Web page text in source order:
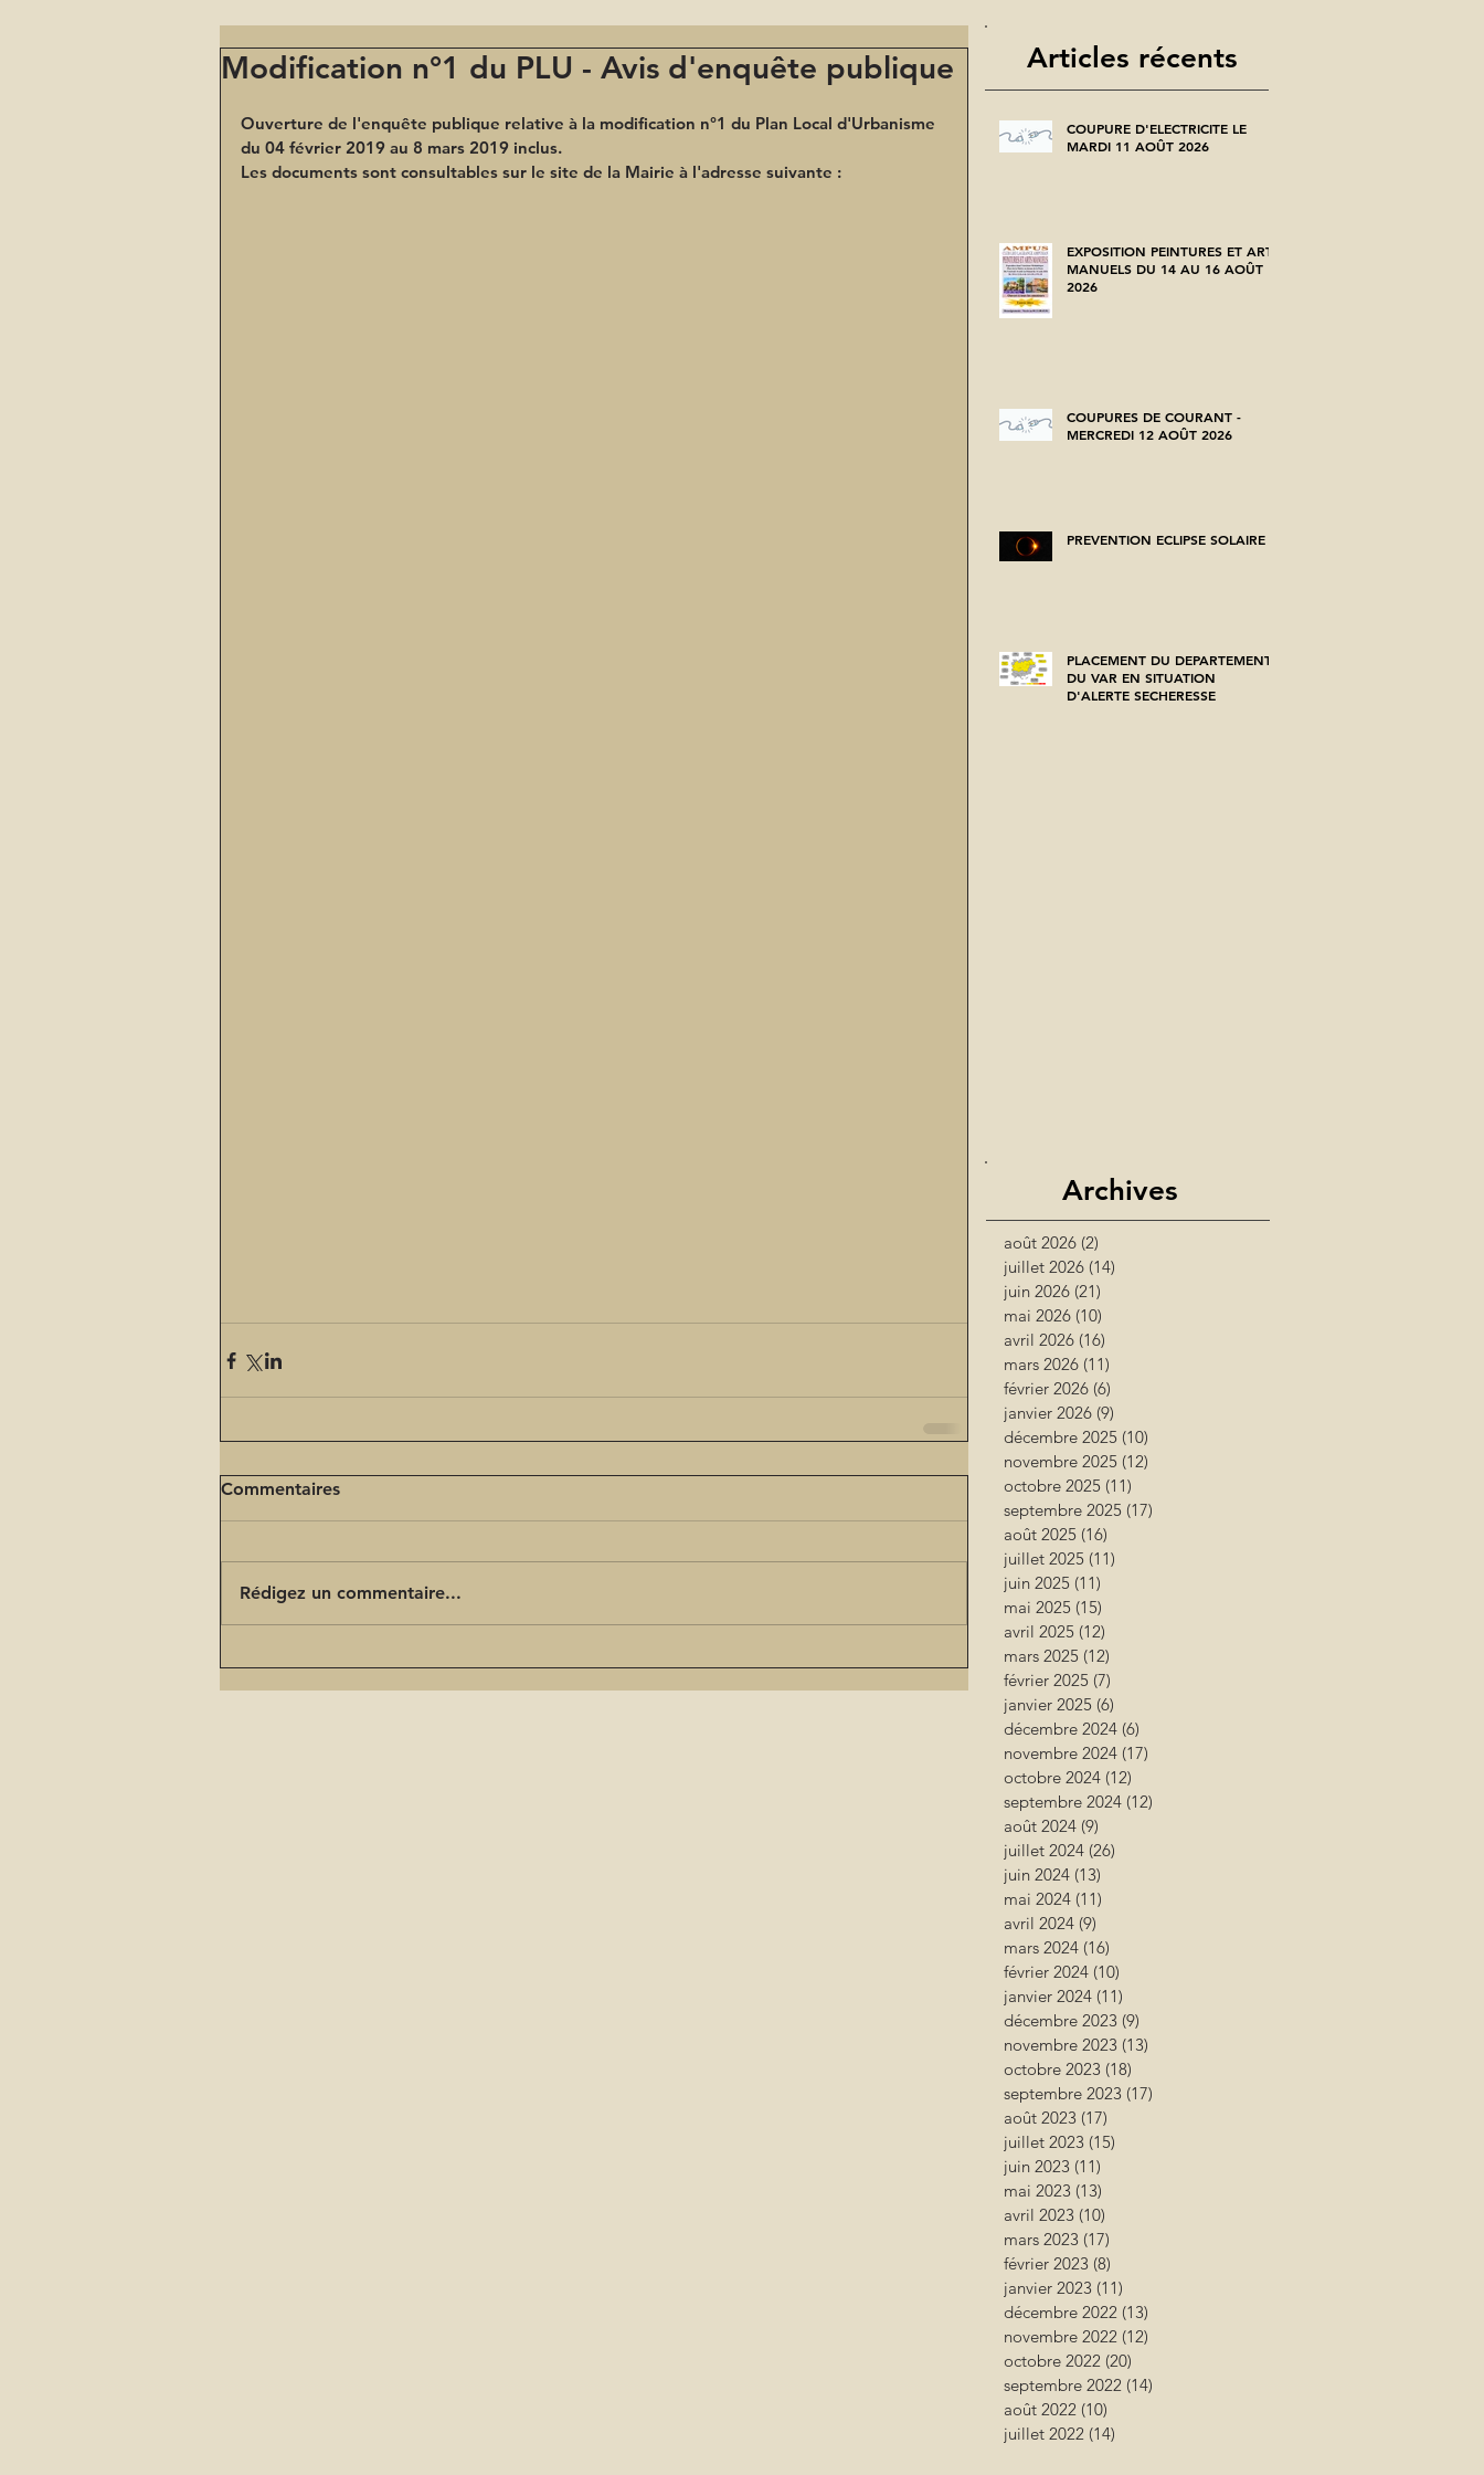
Modification n°1 du PLU - Avis d'enquête publique
Ouverture de l'enquête publique relative à la modification n°1 du Plan Local d'Urbanisme
du 04 février 2019 au 8 mars 2019 inclus.
Les documents sont consultables sur le site de la Mairie à l'adresse suivante :
Commentaires
Rédigez un commentaire...
Articles récents
COUPURE D'ELECTRICITE LE
MARDI 11 AOÛT 2026
EXPOSITION PEINTURES ET ARTS
MANUELS DU 14 AU 16 AOÛT
2026
COUPURES DE COURANT -
MERCREDI 12 AOÛT 2026
PREVENTION ECLIPSE SOLAIRE
PLACEMENT DU DEPARTEMENT
DU VAR EN SITUATION
D'ALERTE SECHERESSE
Archives
août 2026 (2)
juillet 2026 (14)
juin 2026 (21)
mai 2026 (10)
avril 2026 (16)
mars 2026 (11)
février 2026 (6)
janvier 2026 (9)
décembre 2025 (10)
novembre 2025 (12)
octobre 2025 (11)
septembre 2025 (17)
août 2025 (16)
juillet 2025 (11)
juin 2025 (11)
mai 2025 (15)
avril 2025 (12)
mars 2025 (12)
février 2025 (7)
janvier 2025 (6)
décembre 2024 (6)
novembre 2024 (17)
octobre 2024 (12)
septembre 2024 (12)
août 2024 (9)
juillet 2024 (26)
juin 2024 (13)
mai 2024 (11)
avril 2024 (9)
mars 2024 (16)
février 2024 (10)
janvier 2024 (11)
décembre 2023 (9)
novembre 2023 (13)
octobre 2023 (18)
septembre 2023 (17)
août 2023 (17)
juillet 2023 (15)
juin 2023 (11)
mai 2023 (13)
avril 2023 (10)
mars 2023 (17)
février 2023 (8)
janvier 2023 (11)
décembre 2022 (13)
novembre 2022 (12)
octobre 2022 (20)
septembre 2022 (14)
août 2022 (10)
juillet 2022 (14)